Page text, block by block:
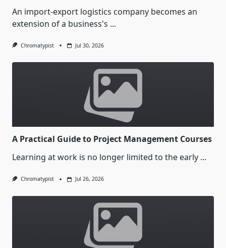
An import-export logistics company becomes an
extension of a business's ...
Chromatypist Jul 30, 2026
A Practical Guide to Project Management Courses
Learning at work is no longer limited to the early ...
Chromatypist Jul 26, 2026